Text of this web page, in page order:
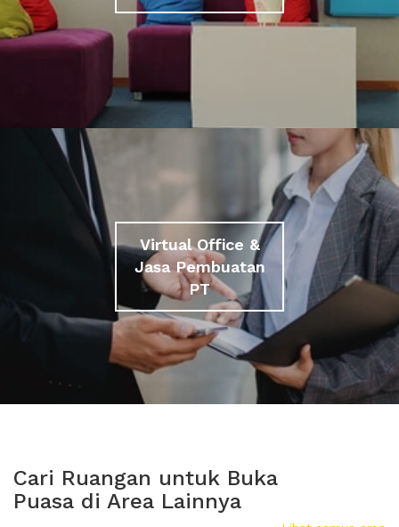
Virtual Office &
Jasa Pembuatan
PT
Cari Ruangan untuk Buka
Puasa di Area Lainnya